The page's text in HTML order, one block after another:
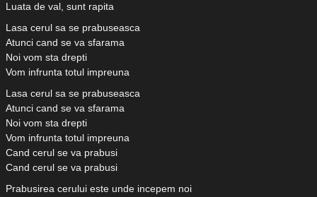
Luata de val, sunt rapita
Lasa cerul sa se prabuseasca
Atunci cand se va sfarama
Noi vom sta drepti
Vom infrunta totul impreuna
Lasa cerul sa se prabuseasca
Atunci cand se va sfarama
Noi vom sta drepti
Vom infrunta totul impreuna
Cand cerul se va prabusi
Cand cerul se va prabusi
Prabusirea cerului este unde incepem noi